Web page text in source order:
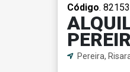
Código.
Pereira,